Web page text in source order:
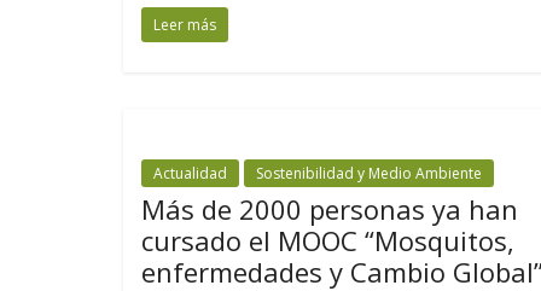
Leer más
Actualidad Sostenibilidad y Medio Ambiente
Más de 2000 personas ya han
cursado el MOOC “Mosquitos,
enfermedades y Cambio